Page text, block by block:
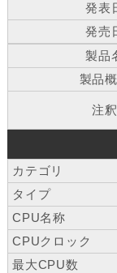
発表
発売
製品
製品
注釈
カテゴリ
タイプ
CPU名称
CPUクロック
最大CPU数